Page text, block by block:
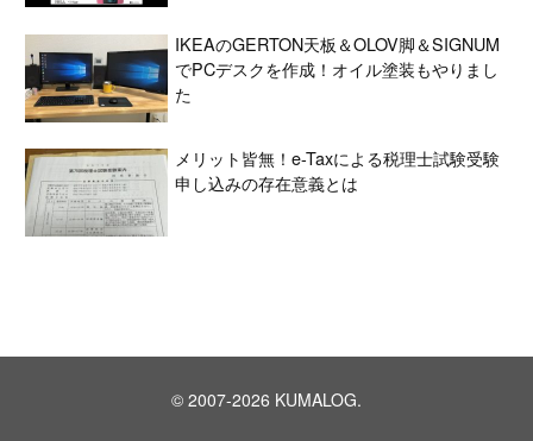
IKEAのGERTON天板＆OLOV脚＆SIGNUM
でPCデスクを作成！オイル塗装もやりまし
た
メリット皆無！e-Taxによる税理士試験受験
申し込みの存在意義とは
© 2007-2026 KUMALOG.